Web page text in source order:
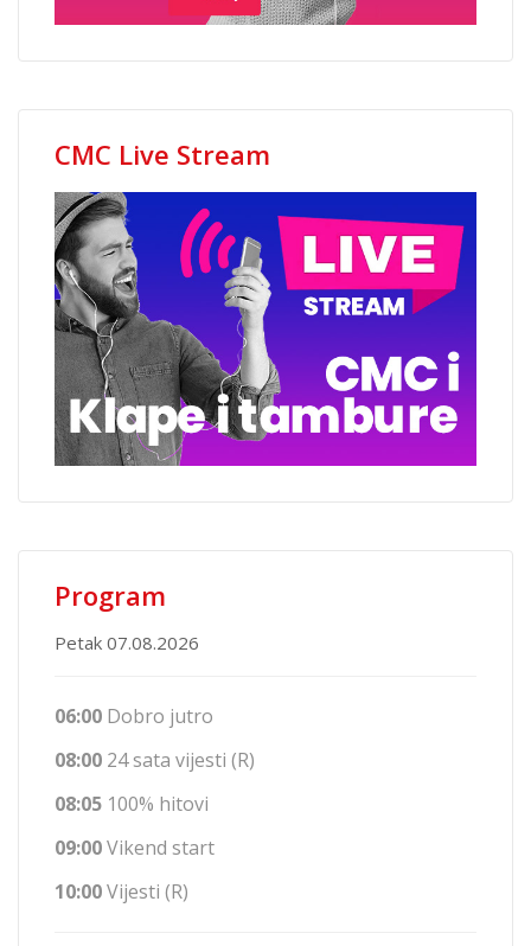
CMC Live Stream
Program
Petak 07.08.2026
06:00 Dobro jutro
08:00 24 sata vijesti (R)
08:05 100% hitovi
09:00Vikend start
10:00Vijesti (R)